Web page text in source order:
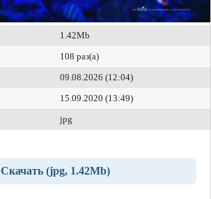
1.42Mb
108 раз(а)
09.08.2026 (12:04)
15.09.2020 (13:49)
jpg
Скачать (jpg, 1.42Mb)